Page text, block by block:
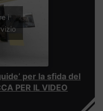
i
per la sfida del
PER IL VIDEO